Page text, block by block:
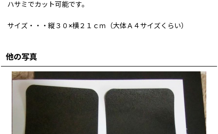
ハサミでカット可能です。
サイズ・・・縦３０×横２１ｃｍ（大体Ａ４サイズくらい）
他の写真